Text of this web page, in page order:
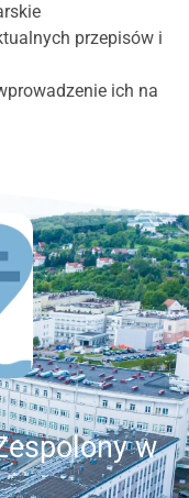
przepisów i
ich na
w